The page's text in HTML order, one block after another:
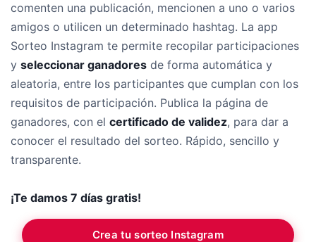
comenten una publicación, mencionen a uno o varios
amigos o utilicen un determinado hashtag. La app
Sorteo Instagram te permite recopilar participaciones
y seleccionar ganadores de forma automática y
aleatoria, entre los participantes que cumplan con los
requisitos de participación. Publica la página de
ganadores, con el certificado de validez, para dar a
conocer el resultado del sorteo. Rápido, sencillo y
transparente.
¡Te damos 7 días gratis!
Crea tu sorteo Instagram